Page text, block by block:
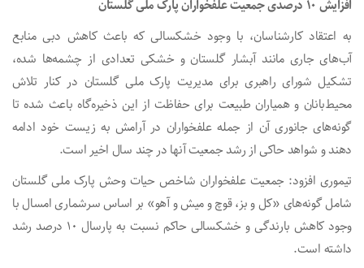
افزایش ۱۰ درصدی جمعیت علفخواران پارک ملی گلستان
به اعتقاد کارشناسان، با وجود خشکسالی که باعث کاهش دبی منابع
آب‌های جاری مانند آبشار گلستان و خشکی تعدادی از چشمه‌ها شده،
تشکیل شورای راهبری برای مدیریت پارک ملی گلستان در کنار تلاش
محیط‌بانان و همیاران طبیعت برای حفاظت از این ذخیره‌گاه باعث شده تا
گونه‌های جانوری آن از جمله علفخواران در آرامش به زیست خود ادامه
دهند و شواهد حاکی از رشد جمعیت آنها در چند سال اخیر است.
تیموری افزود: جمعیت علفخواران شاخص حیات وحش پارک ملی گلستان
شامل گونه‌های «کل و بز، قوچ و میش و آهو» بر اساس سرشماری امسال با
وجود کاهش بارندگی و خشکسالی حاکم نسبت به پارسال ۱۰ درصد رشد
داشته است.